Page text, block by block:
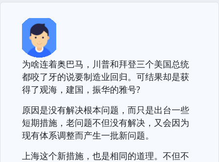
为啥连着奥巴马，川普和拜登三个美国总统
都咬了牙的说要制造业回归。可结果却是获
得了观海，建国，振华的雅号?
原因是没有解决根本问题，而只是出台一些
短期措施，老问题不但没有解决，又会因为
现有体系调整而产生一批新问题。
上海这个新措施，也是相同的道理。不但不